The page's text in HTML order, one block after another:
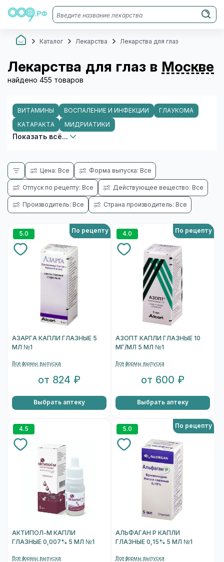
Каталог Лекарства Лекарства для глаз
Лекарства для глаз в Москве
найдено 455 товаров
ВИТАМИНЫ ВОСПАЛЕНИЕ И ИНФЕКЦИИ
ГЛАУКОМА
КАТАРАКТА
МИДРИАТИКИ
Показать всё...
Цена: Все Форма выпуска: Все
Отпуск по рецепту: Все Действующее вещество: Все
Производитель: Все Страна производитель: Все
5.0 По рецепту
АЗАРГА КАПЛИ ГЛАЗНЫЕ 5
МЛ №1
Все формы выпуска
от 824 ₽
Выбрать аптеку
4.0 По рецепту
АЗОПТ КАПЛИ ГЛАЗНЫЕ 10
МГ/МЛ 5 МЛ №1
Все формы выпуска
от 600 ₽
Выбрать аптеку
4.5
АКТИПОЛ-М КАПЛИ
ГЛАЗНЫЕ 0,007% 5 МЛ №1
Все формы выпуска
5.0 По рецепту
АЛЬФАГАН Р КАПЛИ
ГЛАЗНЫЕ 0,15% 5 МЛ №1
Все формы выпуска